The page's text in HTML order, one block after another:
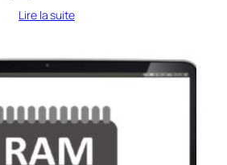
Lire la suite